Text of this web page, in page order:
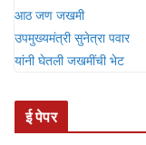
ई पेपर